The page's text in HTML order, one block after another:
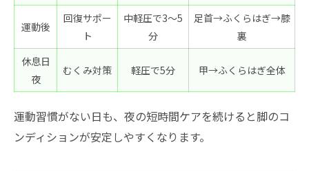
運動後
回復サポー
ト
中軽圧で3〜5
分
足首→ふくらはぎ→膝
裏
休息日
夜
むくみ対策 軽圧で5分 甲→ふくらはぎ全体
運動習慣がない日も、夜の短時間ケアを続けると脚のコ
ンディションが安定しやすくなります。